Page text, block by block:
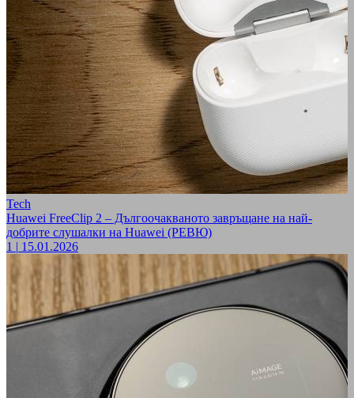
Tech
Huawei FreeClip 2 – Дългоочакваното завръщане на най-
добрите слушалки на Huawei (РЕВЮ)
1 | 15.01.2026